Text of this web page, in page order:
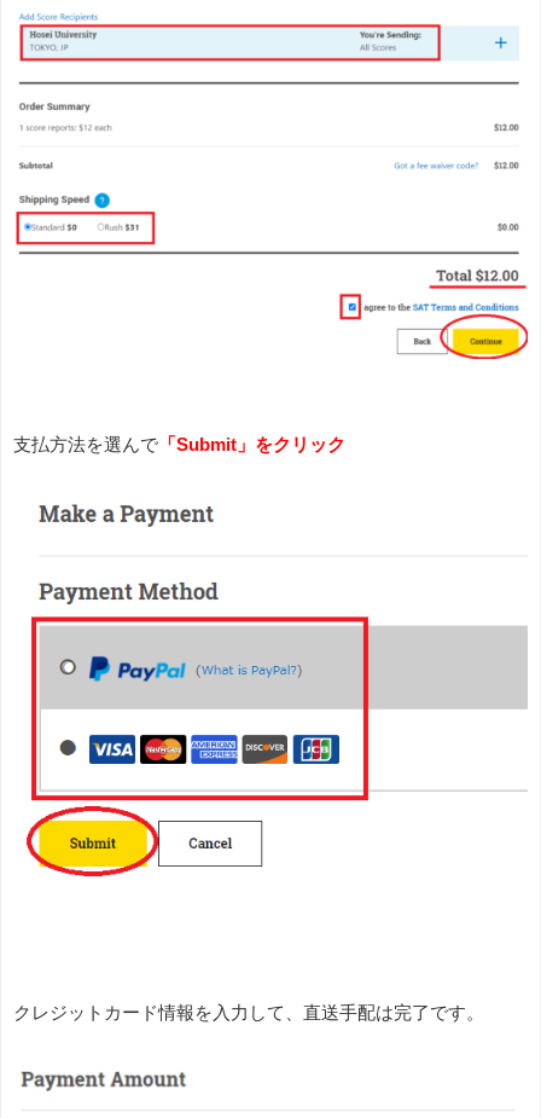
支払方法を選んで 「Submit」をクリック
クレジットカード情報を入力して、直送手配は完了です。